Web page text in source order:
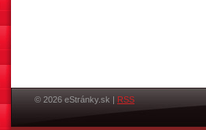
© 2026 eStránky.sk RSS